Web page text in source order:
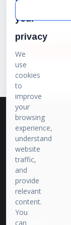
your
privacy
We
use
cookies
to
improve
your
browsing
experience,
understand
website
traffic,
and
provide
relevant
content.
You
canप्रेरणा मीडिया पर